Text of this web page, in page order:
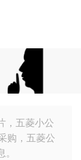
，五菱小公
购，五菱公